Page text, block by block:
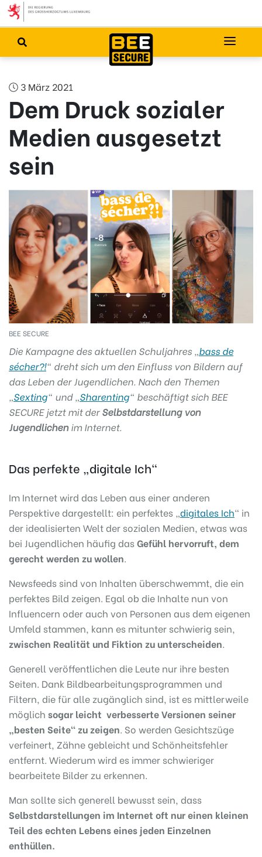
3 März 2021
Dem Druck sozialer
Medien ausgesetzt
sein
BEE SECURE
Die Kampagne des aktuellen Schuljahres „bass de
sécher?!“ dreht sich um den Einfluss von Bildern auf
das Leben der Jugendlichen. Nach den Themen
„Sexting“ und „Sharenting“ beschäftigt sich BEE
SECURE jetzt mit derSelbstdarstellung von
Jugendlichenim Internet.
Das perfekte „digitale Ich“
Im Internet wird das Leben aus einer anderen
Perspektive dargestellt: ein perfektes „digitales Ich“ in
der idealisierten Welt der sozialen Medien, etwas was
bei Jugendlichen häufig dasGefühl hervorruft, dem
gerecht werden zu wollen.
Newsfeeds sind von Inhalten überschwemmt, die ein
perfektes Bild zeigen. Egal ob die Inhalte nun von
Influencern oder auch von Personen aus dem eigenen
Umfeld stammen, kann es mitunter schwierig sein,
zwischen Realität und Fiktion zu unterscheiden.
Generell veröffentlichen die Leute nur ihre besten
Seiten. Dank Bildbearbeitungsprogrammen und
Filtern, die für alle zugänglich sind, ist es mittlerweile
möglich sogar leicht verbesserte Versionen seiner
„besten Seite“ zu zeigen. So werden Gesichtszüge
verfeinert, Zähne gebleicht und Schönheitsfehler
entfernt. Wiederum wird es immer schwieriger
bearbeitete Bilder zu erkennen.
Man sollte sich generell bewusst sein, dass
Selbstdarstellungen im Internet oft nur einen kleinen
Teil des echten Lebens eines jeden Einzelnen
enthüllen.